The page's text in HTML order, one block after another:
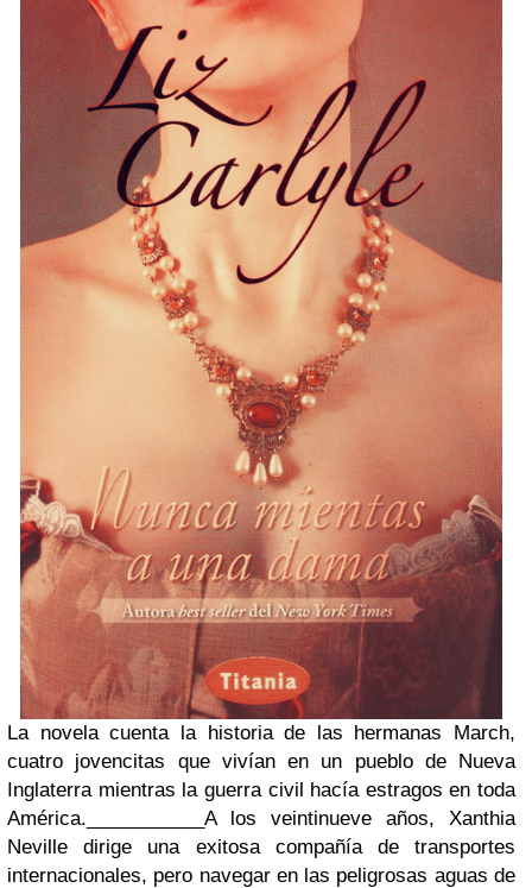
La novela cuenta la historia de las hermanas March,
cuatro jovencitas que vivían en un pueblo de Nueva
Inglaterra mientras la guerra civil hacía estragos en toda
América.
A los veintinueve años, Xanthia
Neville dirige una exitosa compañía de transportes
internacionales, pero navegar en las peligrosas aguas de